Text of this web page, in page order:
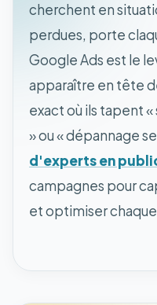
cherchent en
perdues, porte
Google Ads est le
apparaître en tête
exact où ils tapent
» ou « dépannage
d'experts en
campagnes pour
et optimiser